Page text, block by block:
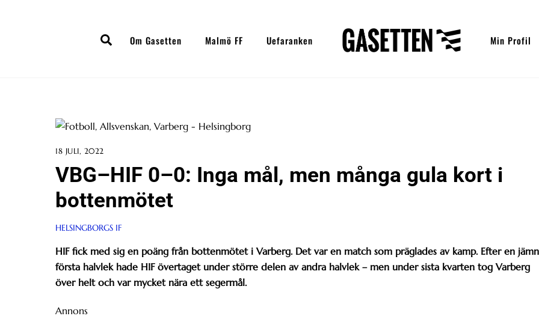
SearchOm Gasetten Malmö FF Uefaranken Min Profil
18 JULI, 2022
VBG–HIF 0–0: Inga mål, men många gula kort i
bottenmötet
HELSINGBORGS IF
HIF fick med sig en poäng från bottenmötet i Varberg. Det var en match som präglades av kamp. Efter en jämn
första halvlek hade HIF övertaget under större delen av andra halvlek – men under sista kvarten tog Varberg
över helt och var mycket nära ett segermål.
Annons